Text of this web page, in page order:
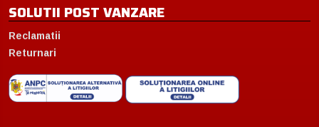
SOLUTII POST VANZARE
Reclamatii
Returnari